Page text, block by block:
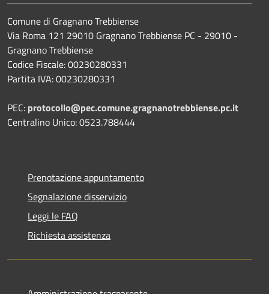
Comune di Gragnano Trebbiense
Via Roma 121 29010 Gragnano Trebbiense PC - 29010 -
Gragnano Trebbiense
Codice Fiscale: 00230280331
Partita IVA: 00230280331
PEC: protocollo@pec.comune.gragnanotrebbiense.pc.it
Centralino Unico: 0523.788444
Prenotazione appuntamento
Segnalazione disservizio
Leggi le FAQ
Richiesta assistenza